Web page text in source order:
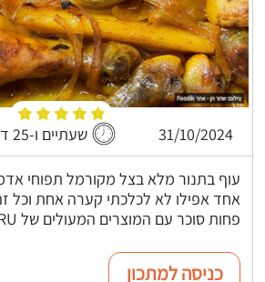
31/10/2024 שעתיים ו-25 דקות
עוף בתנור מלא בצל מקורמל תפוחי
אחד אפילו לא לכלכתי קערה אחת וכל
פחות סוכר עם המוצרים המעולים של TRU רוצו להכין בהול!
כניסה למתכון